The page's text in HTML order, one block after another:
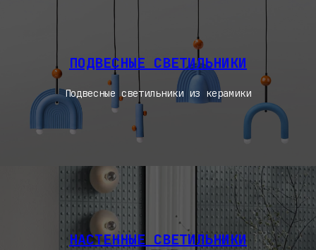
ПОДВЕСНЫЕ СВЕТИЛЬНИКИ
Подвесные светильники из керамики
НАСТЕННЫЕ СВЕТИЛЬНИКИ